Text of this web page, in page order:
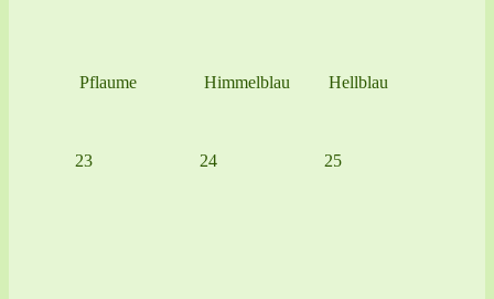
Pflaume Himmelblau Hellblau
23 24 25